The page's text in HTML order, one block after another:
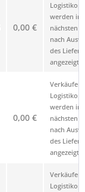
0,00 €
werden im
nächsten
nach
des
angezeigt.
0,00 €
Verkäufer
werden im
nächsten
nach
des
angezeigt.
Verkäufer